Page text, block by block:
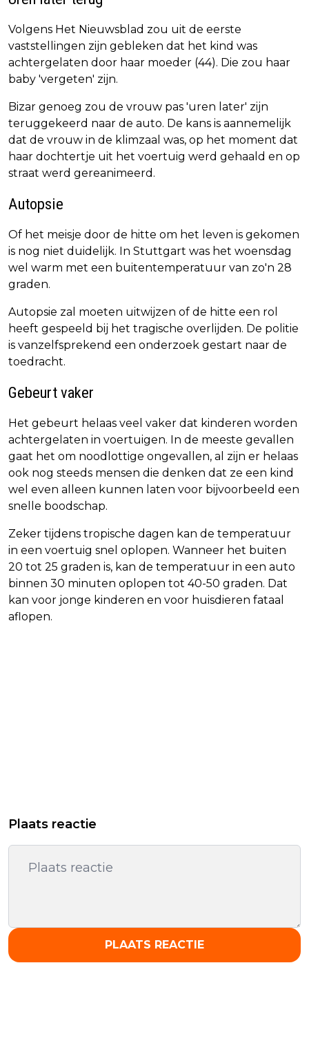
Volgens Het Nieuwsblad zou uit de eerste
vaststellingen zijn gebleken dat het kind was
achtergelaten door haar moeder (44). Die zou haar
baby 'vergeten' zijn.
Bizar genoeg zou de vrouw pas 'uren later' zijn
teruggekeerd naar de auto. De kans is aannemelijk
dat de vrouw in de klimzaal was, op het moment dat
haar dochtertje uit het voertuig werd gehaald en op
straat werd gereanimeerd.
Autopsie
Of het meisje door de hitte om het leven is gekomen
is nog niet duidelijk. In Stuttgart was het woensdag
wel warm met een buitentemperatuur van zo'n 28
graden.
Autopsie zal moeten uitwijzen of de hitte een rol
heeft gespeeld bij het tragische overlijden. De politie
is vanzelfsprekend een onderzoek gestart naar de
toedracht.
Gebeurt vaker
Het gebeurt helaas veel vaker dat kinderen worden
achtergelaten in voertuigen. In de meeste gevallen
gaat het om noodlottige ongevallen, al zijn er helaas
ook nog steeds mensen die denken dat ze een kind
wel even alleen kunnen laten voor bijvoorbeeld een
snelle boodschap.
Zeker tijdens tropische dagen kan de temperatuur
in een voertuig snel oplopen. Wanneer het buiten
20 tot 25 graden is, kan de temperatuur in een auto
binnen 30 minuten oplopen tot 40-50 graden. Dat
kan voor jonge kinderen en voor huisdieren fataal
aflopen.
Plaats reactie
PLAATS REACTIE